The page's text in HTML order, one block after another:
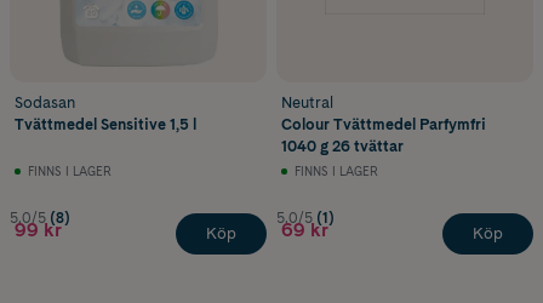
Sodasan
Tvättmedel Sensitive 1,5 l
FINNS I LAGER
5.0/5 (8)
99 kr Köp
Neutral
Colour Tvättmedel Parfymfri
1040 g 26 tvättar
FINNS I LAGER
5.0/5 (1)
69 kr Köp